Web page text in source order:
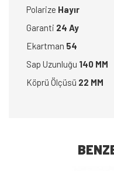
Polarize Hayır
Garanti 24 Ay
Ekartman 54
Sap Uzunluğu 140 MM
Köprü Ölçüsü 22 MM